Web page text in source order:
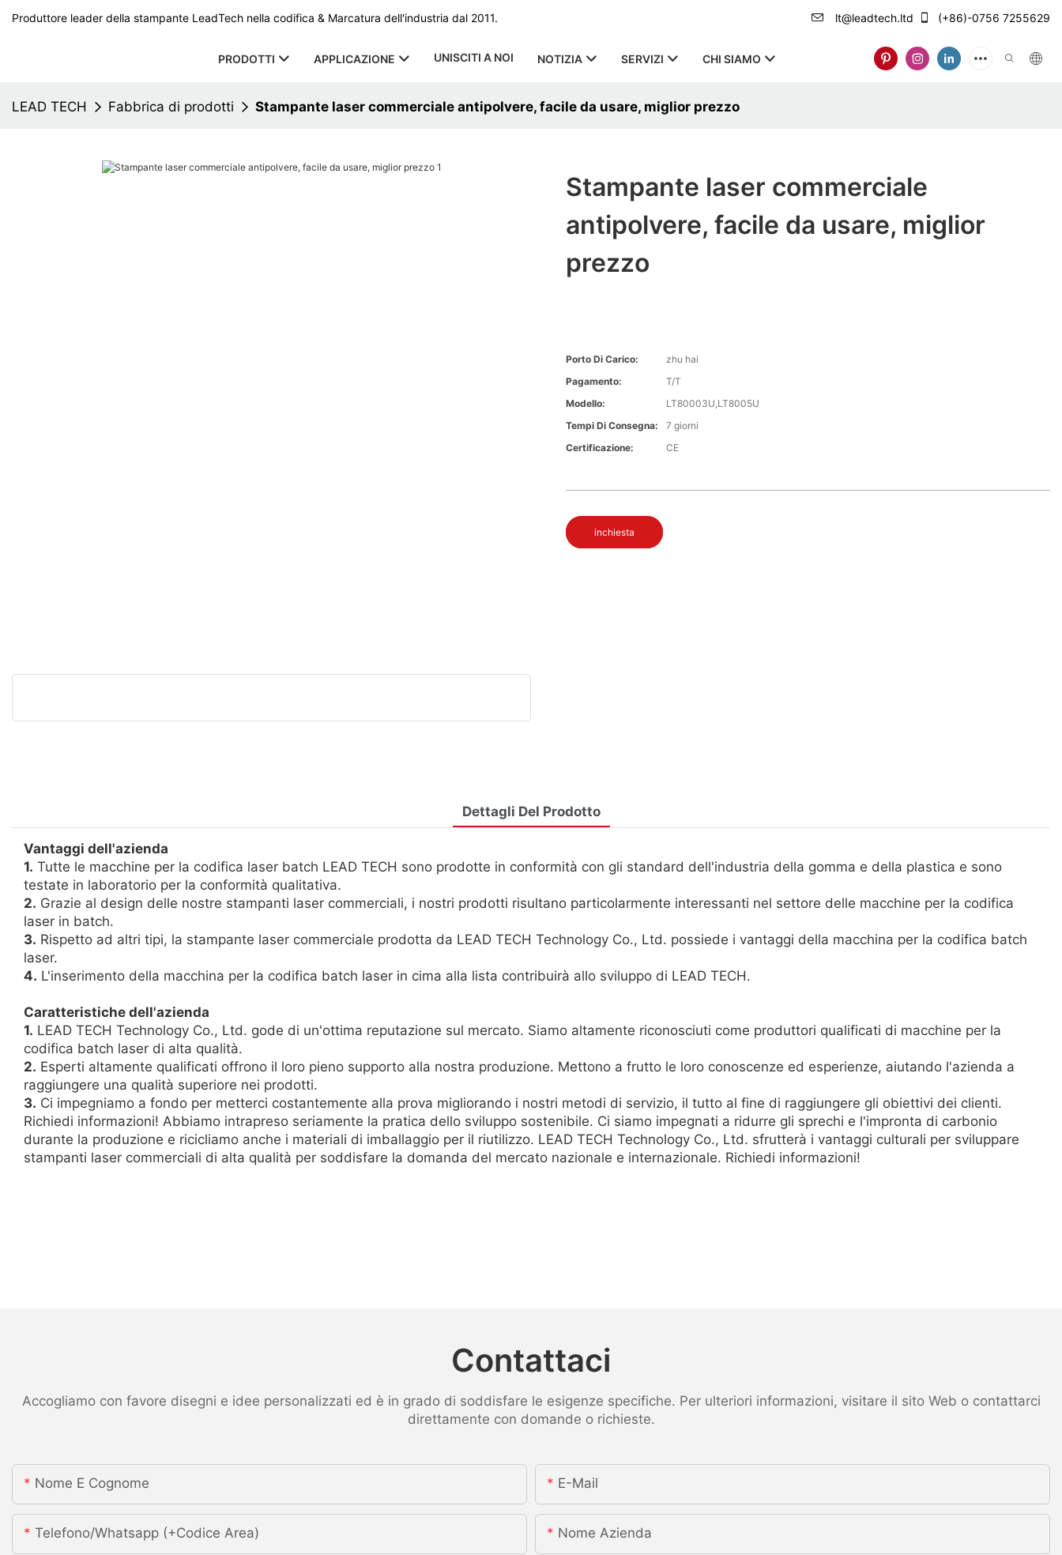
Produttore leader della stampante LeadTech nella codifica & Marcatura dell'industria dal 2011. lt@leadtech.ltd (+86)-0756 7255629
PRODOTTI APPLICAZIONE UNISCITI A NOI NOTIZIA SERVIZI CHI SIAMO
LEAD TECH Fabbrica di prodotti Stampante laser commerciale antipolvere, facile da usare, miglior prezzo
Stampante laser commerciale
antipolvere, facile da usare, miglior
prezzo
Porto Di Carico:
zhu hai
Pagamento:
T/T
Modello:
LT80003U,LT8005U
Tempi Di Consegna:
7 giorni
Certificazione:
CE
inchiesta
Dettagli Del Prodotto
Vantaggi dell'azienda
1. Tutte le macchine per la codifica laser batch LEAD TECH sono prodotte in conformità con gli standard dell'industria della gomma e della plastica e sono
testate in laboratorio per la conformità qualitativa.
2. Grazie al design delle nostre stampanti laser commerciali, i nostri prodotti risultano particolarmente interessanti nel settore delle macchine per la codifica
laser in batch.
3. Rispetto ad altri tipi, la stampante laser commerciale prodotta da LEAD TECH Technology Co., Ltd. possiede i vantaggi della macchina per la codifica batch
laser.
4. L'inserimento della macchina per la codifica batch laser in cima alla lista contribuirà allo sviluppo di LEAD TECH.
Caratteristiche dell'azienda
1. LEAD TECH Technology Co., Ltd. gode di un'ottima reputazione sul mercato. Siamo altamente riconosciuti come produttori qualificati di macchine per la
codifica batch laser di alta qualità.
2. Esperti altamente qualificati offrono il loro pieno supporto alla nostra produzione. Mettono a frutto le loro conoscenze ed esperienze, aiutando l'azienda a
raggiungere una qualità superiore nei prodotti.
3. Ci impegniamo a fondo per metterci costantemente alla prova migliorando i nostri metodi di servizio, il tutto al fine di raggiungere gli obiettivi dei clienti.
Richiedi informazioni! Abbiamo intrapreso seriamente la pratica dello sviluppo sostenibile. Ci siamo impegnati a ridurre gli sprechi e l'impronta di carbonio
durante la produzione e ricicliamo anche i materiali di imballaggio per il riutilizzo. LEAD TECH Technology Co., Ltd. sfrutterà i vantaggi culturali per sviluppare
stampanti laser commerciali di alta qualità per soddisfare la domanda del mercato nazionale e internazionale. Richiedi informazioni!
Contattaci
Accogliamo con favore disegni e idee personalizzati ed è in grado di soddisfare le esigenze specifiche. Per ulteriori informazioni, visitare il sito Web o contattarci
direttamente con domande o richieste.
Nome E Cognome E-Mail
Telefono/whatsapp (+codice Area) Nome Azienda